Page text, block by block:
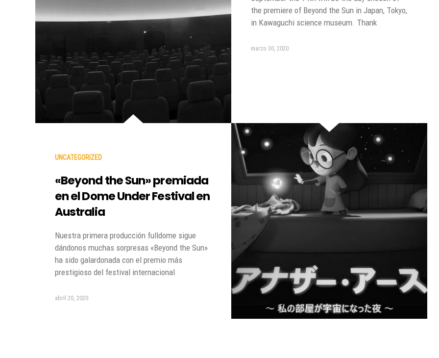
UNCATEGORIZED
«Beyond the Sun» premiada
en el Dome Under Festival en
Australia
Nuestra primera producción fulldome sigue
dándonos muchas sorpresas «Beyond the Sun»
ha sido galardonada con el premio más
prestigioso del festival internacional
abril 20, 2020
the premiere of Beyond the Sun in Japan, Tokyo,
in Kawaguchi science museum. Thank
marzo 30, 2020